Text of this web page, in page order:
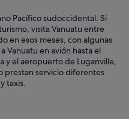
Pacífico sudoccidental. Si
visita Vanuatu entre
en esos meses, con algunas
Vanuatu en avión hasta el
y el aeropuerto de Luganville,
prestan servicio diferentes
taxis.